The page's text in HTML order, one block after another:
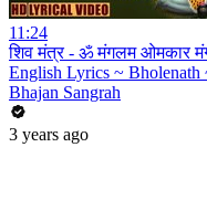
11:24
शिव मंत्र - ॐ मंगलम ओमकार
English Lyrics ~ Bholenath
Bhajan Sangrah
3 years ago